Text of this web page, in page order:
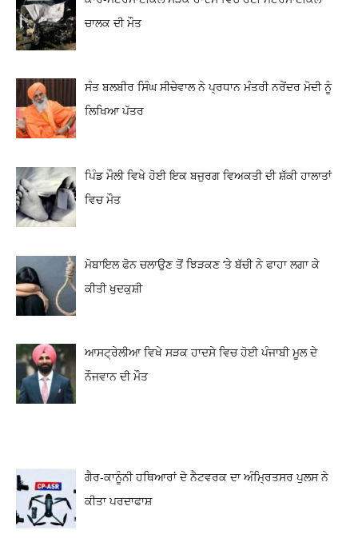
ਚਾਲਕ ਦੀ ਮੌਤ
ਸੰਤ ਬਲਬੀਰ ਸਿੰਘ ਸੀਚੇਵਾਲ ਨੇ ਪ੍ਰਧਾਨ ਮੰਤਰੀ ਨਰੇਂਦਰ ਮੋਦੀ ਨੂੰ
ਲਿਖਿਆ ਪੱਤਰ
ਪਿੰਡ ਮੌਲੀ ਵਿਖੇ ਹੋਈ ਇਕ ਬਜੁਰਗ ਵਿਅਕਤੀ ਦੀ ਸ਼ੱਕੀ ਹਾਲਾਤਾਂ
ਵਿਚ ਮੌਤ
ਮੋਬਾਇਲ ਫੋਨ ਚਲਾਉਣ ਤੋਂ ਝਿੜਕਣ ‘ਤੇ ਬੱਚੀ ਨੇ ਫਾਹਾ ਲਗਾ ਕੇ
ਕੀਤੀ ਖੁਦਕੁਸ਼ੀ
ਆਸਟ੍ਰੇਲੀਆ ਵਿਖੇ ਸੜਕ ਹਾਦਸੇ ਵਿਚ ਹੋਈ ਪੰਜਾਬੀ ਮੂਲ ਦੇ
ਨੌਜਵਾਨ ਦੀ ਮੌਤ
ਗੈਰ-ਕਾਨੂੰਨੀ ਹਥਿਆਰਾਂ ਦੇ ਨੈਟਵਰਕ ਦਾ ਅੰਮ੍ਰਿਤਸਰ ਪੁਲਸ ਨੇ
ਕੀਤਾ ਪਰਦਾਫਾਸ਼